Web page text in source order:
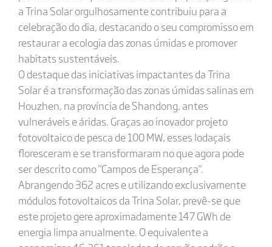
a Trina Solar orgulhosamente contribuiu para a
celebração do dia, destacando o seu compromisso em
restaurar a ecologia das zonas úmidas e promover
habitats sustentáveis.
O destaque das iniciativas impactantes da Trina
Solar é a transformação das zonas úmidas salinas em
Houzhen, na província de Shandong, antes
vulneráveis e áridas. Graças ao inovador projeto
fotovoltaico de pesca de 100 MW, esses lodaçais
floresceram e se transformaram no que agora pode
ser descrito como "Campos de Esperança".
Abrangendo 362 acres e utilizando exclusivamente
módulos fotovoltaicos da Trina Solar, prevê-se que
este projeto gere aproximadamente 147 GWh de
energia limpa anualmente. O equivalente a